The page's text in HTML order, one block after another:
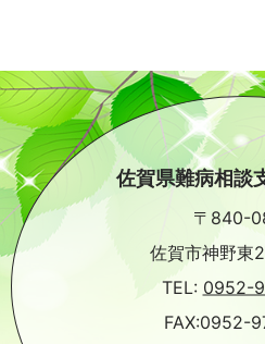
佐賀県難病相談
〒840-
佐賀市神野東
TEL: 0952-
FAX:0952-